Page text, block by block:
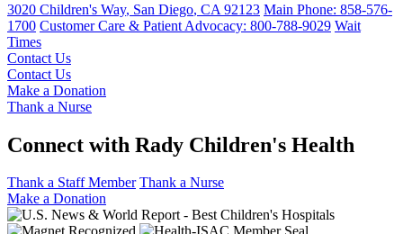
3020 Children's Way, San Diego, CA 92123 Main Phone: 858-576-
1700 Customer Care & Patient Advocacy: 800-788-9029 Wait
Times
Contact Us
Contact Us
Make a Donation
Thank a Nurse
Connect with Rady Children's Health
Thank a Staff Member Thank a Nurse
Make a Donation